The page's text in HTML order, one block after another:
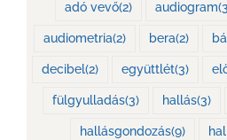
adó vevő(2) audiogram
audiometria(2) bera(2)
decibel(2) együttlét(3)
fülgyulladás(3) hallás(3)
hallásgondozás(9)